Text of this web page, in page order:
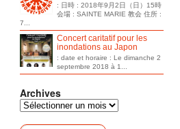
: 日時 : 2018年9月2日（日）15時
会場 : SAINTE MARIE 教会 住所 :
7...
Concert caritatif pour les
inondations au Japon
: date et horaire : Le dimanche 2
septembre 2018 à 1...
Archives